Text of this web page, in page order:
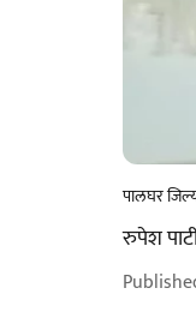
पालघर
रुपेश